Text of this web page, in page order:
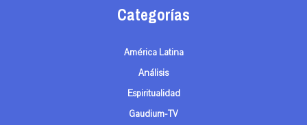
Categorías
América Latina
Análisis
Espiritualidad
Gaudium-TV